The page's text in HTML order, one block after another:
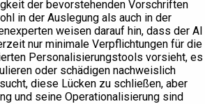
der bevorstehenden Vorschriften
in der Auslegung als auch in der
weisen darauf hin, dass der AI
nur minimale Verpflichtungen für die
Personalisierungstools vorsieht, es
oder schädigen nachweislich
diese Lücken zu schließen, aber
und seine Operationalisierung sind